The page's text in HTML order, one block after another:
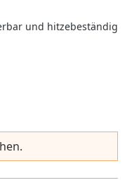
und hitzebeständig